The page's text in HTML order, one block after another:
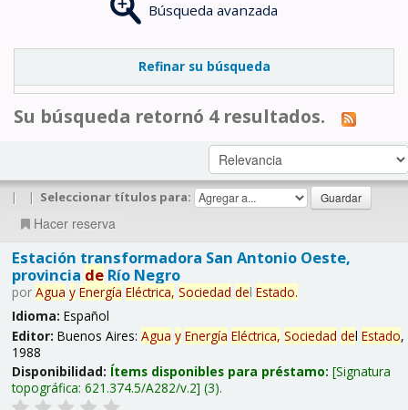
Búsqueda avanzada
Refinar su búsqueda
Su búsqueda retornó 4 resultados.
| | Seleccionar títulos para:
Hacer reserva
Estación transformadora San Antonio Oeste,
provincia deRío Negro
por Agua y Energía Eléctrica, Sociedad del Estado.
Idioma: Español
Editor: Buenos Aires: Agua y Energía Eléctrica, Sociedad del Estado,
1988
Disponibilidad: Ítems disponibles para préstamo: Signatura
topográfica: 621.374.5/A282/v.2 (3).